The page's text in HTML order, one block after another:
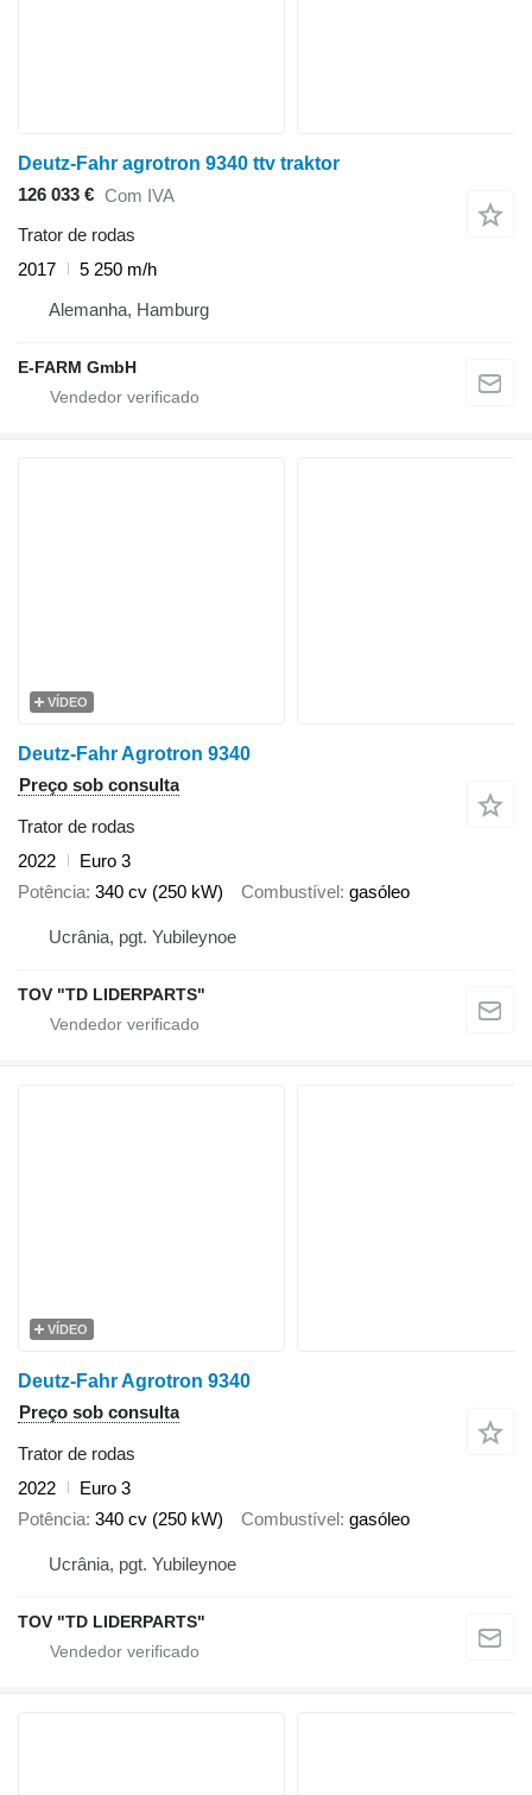
Deutz-Fahr agrotron 9340 ttv traktor
126 033 € Com IVA
Trator de rodas
2017
5 250 m/h
Alemanha, Hamburg
E-FARM GmbH
VÍDEO
Deutz-Fahr Agrotron 9340
Preço sob consulta
Trator de rodas
2022
Euro 3
Potência 340 cv (250 kW) Combustível gasóleo
Ucrânia, pgt. Yubileynoe
TOV "TD LIDERPARTS"
VÍDEO
Deutz-Fahr Agrotron 9340
Preço sob consulta
Trator de rodas
2022
Euro 3
Potência 340 cv (250 kW) Combustível gasóleo
Ucrânia, pgt. Yubileynoe
TOV "TD LIDERPARTS"